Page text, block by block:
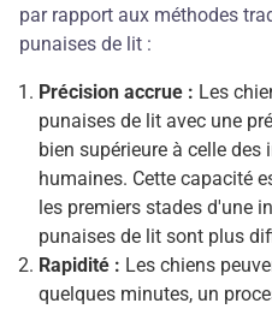
par rapport aux méthodes
punaises de lit :
Précision accrue : Les
punaises de lit avec une
bien supérieure à celle
humaines. Cette capacité
les premiers stades d'une
punaises de lit sont plus
Rapidité : Les chiens
quelques minutes, un